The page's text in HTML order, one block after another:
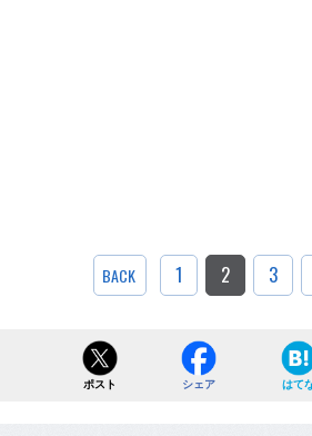
BACK 1 2 3
ポスト シェア はて